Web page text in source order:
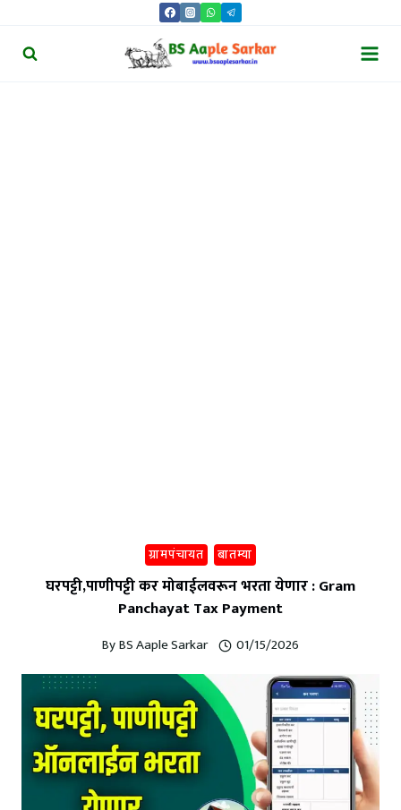
ग्रामपंचायत बातम्या
घरपट्टी,पाणीपट्टी कर मोबाईलवरून भरता येणार : Gram
Panchayat Tax Payment
ByBS Aaple Sarkar 01/15/2026